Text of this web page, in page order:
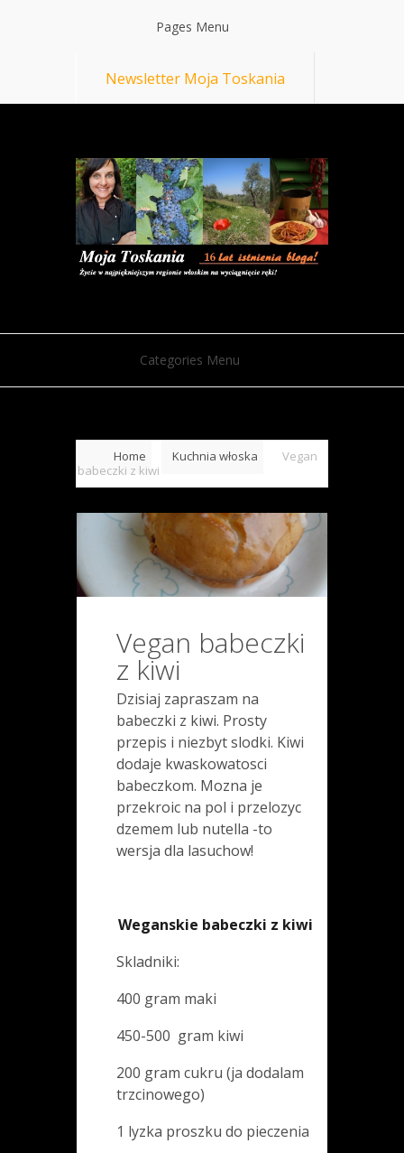
Pages Menu
Newsletter Moja Toskania
Categories Menu
Home Kuchnia włoska
Vegan
babeczki z kiwi
Vegan babeczki
z kiwi
Dzisiaj zapraszam na
babeczki z kiwi. Prosty
przepis i niezbyt slodki. Kiwi
dodaje kwaskowatosci
babeczkom. Mozna je
przekroic na pol i przelozyc
dzemem lub nutella -to
wersja dla lasuchow!
Weganskie babeczki z kiwi
Skladniki:
400 gram maki
450-500 gram kiwi
200 gram cukru (ja dodalam
trzcinowego)
1 lyzka proszku do pieczenia